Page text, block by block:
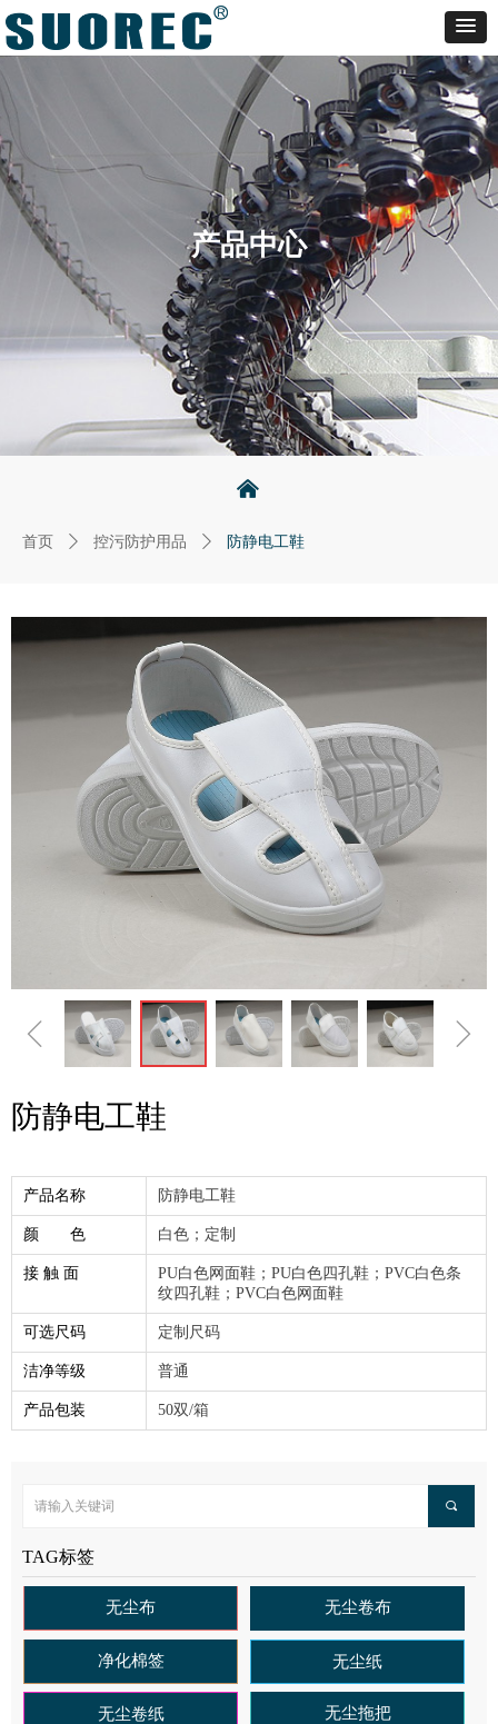
防静电工鞋
ꁆ ꁇ
产品名称 防静电工鞋
颜 色 白色；定制
接 触 面
PU白色网面鞋；PU白色四孔鞋；PVC白色条
纹四孔鞋；PVC白色网面鞋
可选尺码 定制尺码
洁净等级 普通
产品包装 50双/箱
끠
TAG标签
无尘布 无尘卷布
净化棉签 无尘纸
无尘拖把
无尘卷纸
产品中心
낀
首页 ꄲ 控污防护用品 ꄲ 防静电工鞋